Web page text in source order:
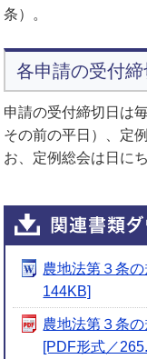
条）。
各申請の受付締
申請の受付締切日は
その前の平日）、定
お、定例総会は日に
農地法第３条
144KB]
農地法第３条
[PDF形式／